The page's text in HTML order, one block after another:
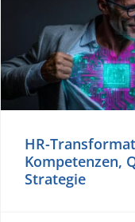
HR-
Kompetenzen,
Strategie